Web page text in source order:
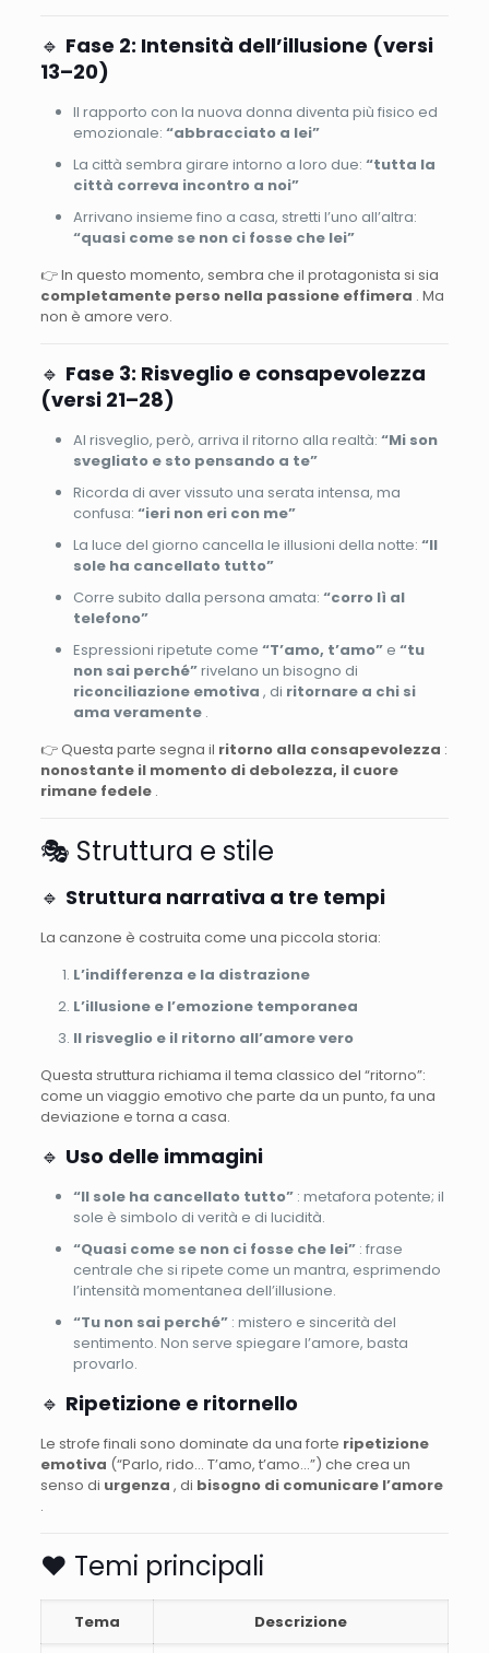
🔹 Fase 2: Intensità dell’illusione (versi
13–20)
Il rapporto con la nuova donna diventa più fisico ed
emozionale: “abbracciato a lei”
La città sembra girare intorno a loro due: “tutta la
città correva incontro a noi”
Arrivano insieme fino a casa, stretti l’uno all’altra:
“quasi come se non ci fosse che lei”
👉 In questo momento, sembra che il protagonista si sia
completamente perso nella passione effimera . Ma
non è amore vero.
🔹 Fase 3: Risveglio e consapevolezza
(versi 21–28)
Al risveglio, però, arriva il ritorno alla realtà: “Mi son
svegliato e sto pensando a te”
Ricorda di aver vissuto una serata intensa, ma
confusa: “ieri non eri con me”
La luce del giorno cancella le illusioni della notte: “Il
sole ha cancellato tutto”
Corre subito dalla persona amata: “corro lì al
telefono”
Espressioni ripetute come “T’amo, t’amo” e “tu
non sai perché”rivelano un bisogno di
riconciliazione emotiva , di ritornare a chi si
ama veramente .
👉 Questa parte segna il ritorno alla consapevolezza :
nonostante il momento di debolezza, il cuore
rimane fedele .
🎭 Struttura e stile
🔹 Struttura narrativa a tre tempi
La canzone è costruita come una piccola storia:
L’indifferenza e la distrazione
L’illusione e l’emozione temporanea
Il risveglio e il ritorno all’amore vero
Questa struttura richiama il tema classico del “ritorno”:
come un viaggio emotivo che parte da un punto, fa una
deviazione e torna a casa.
🔹 Uso delle immagini
“Il sole ha cancellato tutto” : metafora potente; il
sole è simbolo di verità e di lucidità.
“Quasi come se non ci fosse che lei” : frase
centrale che si ripete come un mantra, esprimendo
l’intensità momentanea dell’illusione.
“Tu non sai perché” : mistero e sincerità del
sentimento. Non serve spiegare l’amore, basta
provarlo.
🔹 Ripetizione e ritornello
Le strofe finali sono dominate da una forte ripetizione
emotiva (“Parlo, rido… T’amo, t’amo…”) che crea un
senso di urgenza , di bisogno di comunicare l’amore
.
❤️ Temi principali
Tema Descrizione